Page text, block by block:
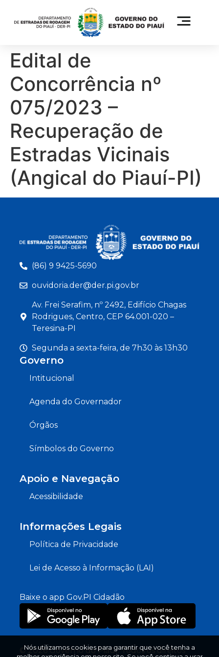
Edital de
Concorrência nº
075/2023 –
Recuperação de
Estradas Vicinais
(Angical do Piauí-PI)
(86) 9 9425-5690
ouvidoria.der@der.pi.gov.br
Av. Frei Serafim, nº 2492, Edifício Chagas
Rodrigues, Centro, CEP 64.001-020 –
Teresina-PI
Segunda a sexta-feira, de 7h30 às 13h30
Governo
Intitucional
Agenda do Governador
Órgãos
Símbolos do Governo
Apoio e Navegação
Acessibilidade
Informações Legais
Política de Privacidade
Lei de Acesso à Informação (LAI)
Baixe o app Gov.PI Cidadão
© 2026 Governo do Piauí. Todos os direitos
Nós utilizamos cookies para garantir que você tenha a